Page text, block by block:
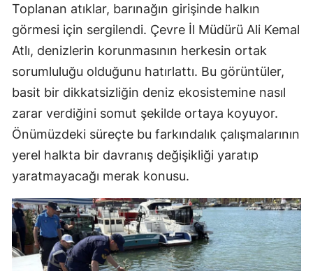
Toplanan atıklar, barınağın girişinde halkın
görmesi için sergilendi. Çevre İl Müdürü Ali Kemal
Atlı, denizlerin korunmasının herkesin ortak
sorumluluğu olduğunu hatırlattı. Bu görüntüler,
basit bir dikkatsizliğin deniz ekosistemine nasıl
zarar verdiğini somut şekilde ortaya koyuyor.
Önümüzdeki süreçte bu farkındalık çalışmalarının
yerel halkta bir davranış değişikliği yaratıp
yaratmayacağı merak konusu.